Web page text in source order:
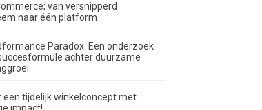
van versnipperd
naar één platform
Paradox. Een onderzoek
achter duurzame
een tijdelijk winkelconcept met